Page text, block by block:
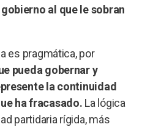
al que le sobran
es pragmática, por
pueda gobernar y
la continuidad
ha fracasado. La lógica
partidaria rígida, más